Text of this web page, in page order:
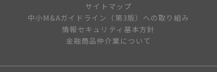
サイトマップ
中小M&Aガイドライン（第3版）への取り組み
情報セキュリティ基本方針
金融商品仲介業について